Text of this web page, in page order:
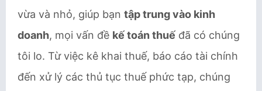
vừa và nhỏ, giúp bạn tập trung vào kinh
doanh, mọi vấn đề kế toán thuế đã có chúng
tôi lo. Từ việc kê khai thuế, báo cáo tài chính
đến xử lý các thủ tục thuế phức tạp, chúng